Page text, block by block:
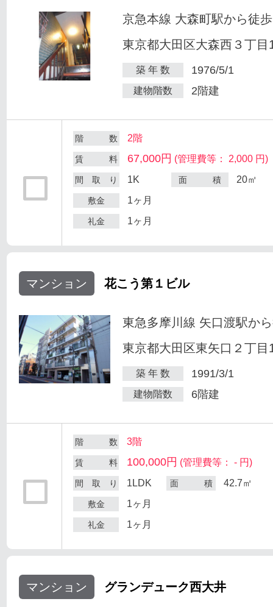
京急本線 大森町駅から徒
東京都大田区大森西３丁目
築 年 数 1976/5/1
建物階数 2階建
階 数 2階
賃 料 67,000円 (管理費等： 2,000 円)
間 取 り 1K 面 積 20㎡
敷金 1ヶ月
礼金 1ヶ月
マンション 花こう第１ビル
東急多摩川線 矢口渡駅か
東京都大田区東矢口２丁目
築 年 数 1991/3/1
建物階数 6階建
階 数 3階
賃 料 100,000円 (管理費等： - 円)
間 取 り 1LDK 面 積 42.7㎡
敷金 1ヶ月
礼金 1ヶ月
マンション グランデューク西大井